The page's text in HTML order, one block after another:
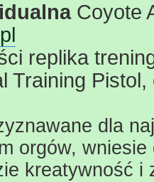
Coyote
replika
Training
dla
orgów, wniesie
kreatywność i